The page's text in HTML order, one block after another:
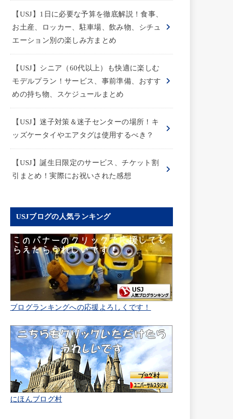
【USJ】1日に必要な予算を徹底解説！食事、
お土産、ロッカー、駐車場、飲み物、シチュ
エーション別の楽しみ方まとめ
【USJ】シニア（60代以上）も快適に楽しむ
モデルプラン！サービス、事前準備、おすす
めの持ち物、スケジュールまとめ
【USJ】迷子対策＆迷子センターの場所！キ
ッズケータイやエアタグは使用するべき？
【USJ】誕生日限定のサービス、チケット割
引まとめ！実際にお祝いされた感想
USJブログの人気ランキング
ブログランキングへの応援よろしくです！
にほんブログ村